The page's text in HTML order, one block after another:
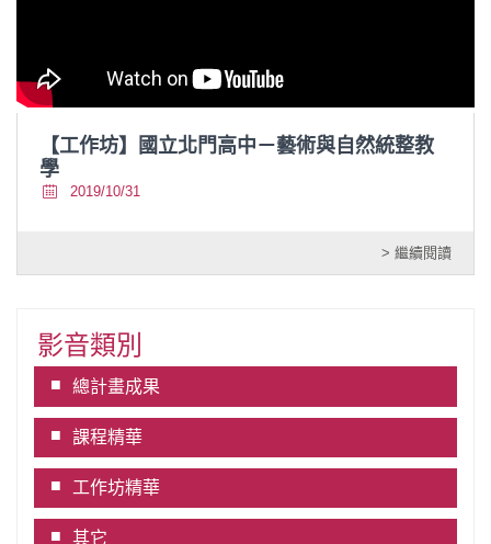
【工作坊】國立北門高中－藝術與自然統整教
學
2019/10/31
> 繼續閱讀
影音類別
總計畫成果
課程精華
工作坊精華
其它